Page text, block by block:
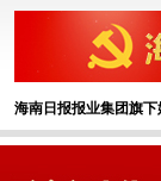
海南日报报业集团旗下